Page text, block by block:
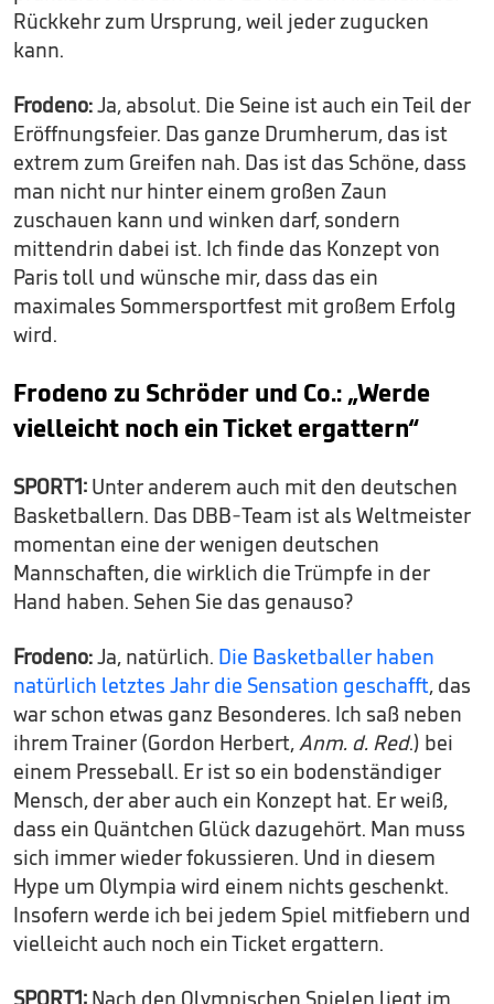
Rückkehr zum Ursprung, weil jeder zugucken
kann.
Frodeno:Ja, absolut. Die Seine ist auch ein Teil der
Eröffnungsfeier. Das ganze Drumherum, das ist
extrem zum Greifen nah. Das ist das Schöne, dass
man nicht nur hinter einem großen Zaun
zuschauen kann und winken darf, sondern
mittendrin dabei ist. Ich finde das Konzept von
Paris toll und wünsche mir, dass das ein
maximales Sommersportfest mit großem Erfolg
wird.
Frodeno zu Schröder und Co.: „Werde
vielleicht noch ein Ticket ergattern“
SPORT1: Unter anderem auch mit den deutschen
Basketballern. Das DBB-Team ist als Weltmeister
momentan eine der wenigen deutschen
Mannschaften, die wirklich die Trümpfe in der
Hand haben. Sehen Sie das genauso?
Frodeno:Ja, natürlich. Die Basketballer haben
natürlich letztes Jahr die Sensation geschafft, das
war schon etwas ganz Besonderes. Ich saß neben
ihrem Trainer (Gordon Herbert, Anm. d. Red.) bei
einem Presseball. Er ist so ein bodenständiger
Mensch, der aber auch ein Konzept hat. Er weiß,
dass ein Quäntchen Glück dazugehört. Man muss
sich immer wieder fokussieren. Und in diesem
Hype um Olympia wird einem nichts geschenkt.
Insofern werde ich bei jedem Spiel mitfiebern und
vielleicht auch noch ein Ticket ergattern.
SPORT1: Nach den Olympischen Spielen liegt im